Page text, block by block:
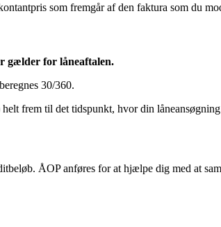
som fremgår af den faktura som du
gælder for låneaftalen.
30/360.
frem til det tidspunkt, hvor din
ÅOP anføres for at hjælpe dig med at